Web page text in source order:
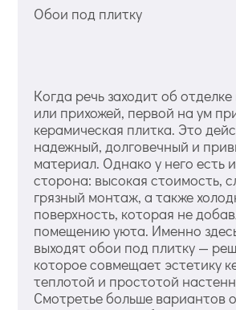
Обои под плитку
Когда речь заходит об
или прихожей, первой на ум
керамическая плитка. Это
надежный, долговечный и
материал. Однако у него есть
сторона: высокая стоимость,
грязный монтаж, а также
поверхность, которая не
помещению уюта. Именно
выходят обои под плитку —
которое совмещает эстетику
теплотой и простотой
Смотретье больше вариантов